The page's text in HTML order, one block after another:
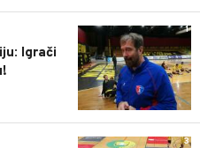
1
Igrači
3